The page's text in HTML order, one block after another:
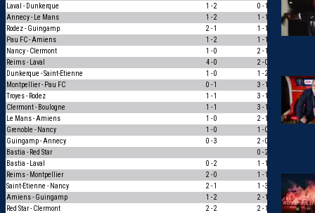
Laval - Dunkerque 1 - 2 0 - 1
Annecy - Le Mans
1 - 2 1 - 1
0
Rodez - Guingamp
2 - 1 1 - 1
Pau FC - Amiens
1 - 2 1 - 1
Nancy - Clermont
1 - 0 2 - 1
Reims - Laval
4 - 0 2 - 0
Dunkerque - Saint-Etienne
1 - 0 1 - 2
Montpellier - Pau FC
0 - 1 3 - 1
0
Troyes - Rodez
1 - 1 3 - 1
0
Clermont - Boulogne
1 - 1 3 - 1
0
Le Mans - Amiens
1 - 0 2 - 1
1
Grenoble - Nancy
1 - 0 1 - 0
Guingamp - Annecy
0 - 3 2 - 0
Bastia - Red Star
0 - 2
Bastia - Laval
0 - 2 1 - 1
Reims - Montpellier
2 - 0 1 - 1
0
Saint-Etienne - Nancy
2 - 1 1 - 3
0
Amiens - Guingamp
1 - 2 2 - 1
0
Red Star - Clermont
2 - 2 2 - 1
0